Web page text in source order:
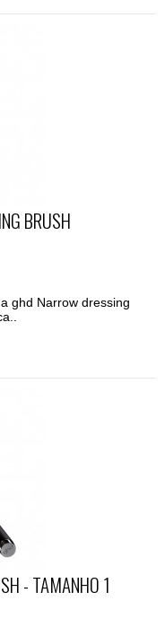
BRUSH
ghd Narrow dressing
- TAMANHO 1